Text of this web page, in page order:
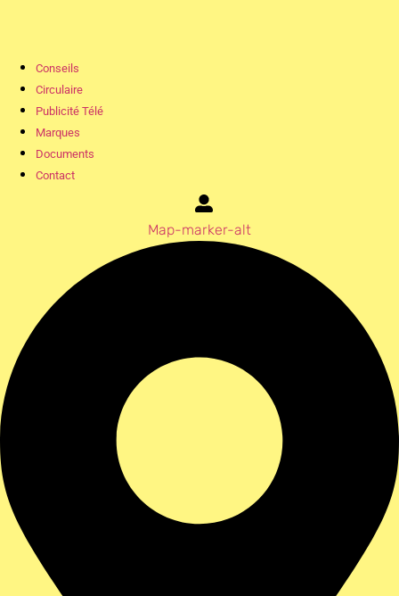
Conseils
Circulaire
Publicité Télé
Marques
Documents
Contact
Map-marker-alt